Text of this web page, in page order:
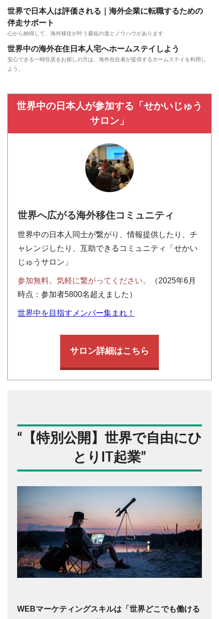
世界で日本人は評価される｜海外企業に転職するための
伴走サポート
心から納得して、海外移住が叶う最短の道とノウハウがあります
世界中の海外在住日本人宅へホームステイしよう
安心できる一時住居をお探しの方は、海外在住者が提供するホームステイを利用し
よう。
世界中の日本人が参加する「せかいじゅう
サロン」
世界へ広がる海外移住コミュニティ
世界中の日本人同士が繋がり、情報提供したり、チ
ャレンジしたり、互助できるコミュニティ「せかい
じゅうサロン」
参加無料。気軽に繋がってください。
（2025年6月
時点：参加者5800名超えました）
世界中を目指すメンバー集まれ！
サロン詳細はこちら
“ 【特別公開】世界で自由にひ
とりIT起業”
WEBマーケティングスキルは「世界どこでも働ける